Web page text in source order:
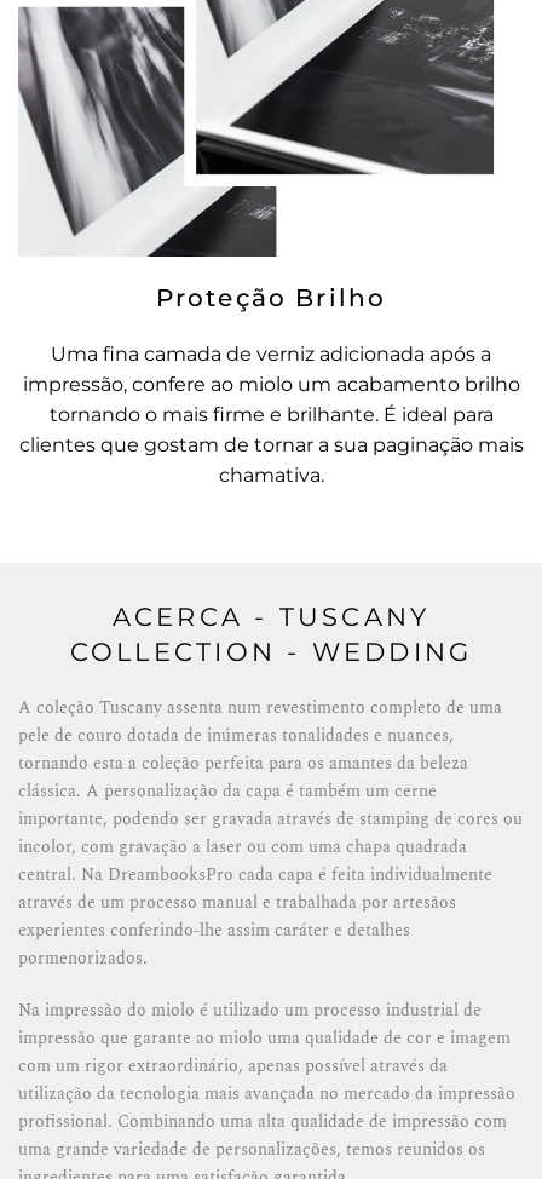
Proteção Brilho
Uma fina camada de verniz adicionada após a
impressão, confere ao miolo um acabamento brilho
tornando o mais firme e brilhante. É ideal para
clientes que gostam de tornar a sua paginação mais
chamativa.
ACERCA - TUSCANY
COLLECTION - WEDDING
A coleção Tuscany assenta num revestimento completo de uma
pele de couro dotada de inúmeras tonalidades e nuances,
tornando esta a coleção perfeita para os amantes da beleza
clássica. A personalização da capa é também um cerne
importante, podendo ser gravada através de stamping de cores ou
incolor, com gravação a laser ou com uma chapa quadrada
central. Na DreambooksPro cada capa é feita individualmente
através de um processo manual e trabalhada por artesãos
experientes conferindo-lhe assim caráter e detalhes
pormenorizados.
Na impressão do miolo é utilizado um processo industrial de
impressão que garante ao miolo uma qualidade de cor e imagem
com um rigor extraordinário, apenas possível através da
utilização da tecnologia mais avançada no mercado da impressão
profissional. Combinando uma alta qualidade de impressão com
uma grande variedade de personalizações, temos reunidos os